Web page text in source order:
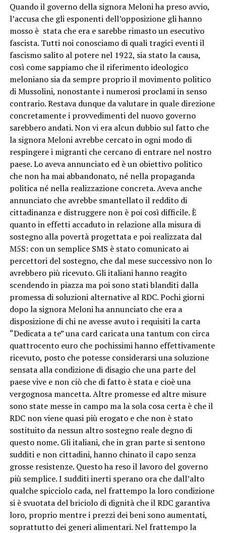
Quando il governo della signora Meloni ha preso avvio,
l’accusa che gli esponenti dell’opposizione gli hanno
mosso è stata che era e sarebbe rimasto un esecutivo
fascista. Tutti noi conosciamo di quali tragici eventi il
fascismo salito al potere nel 1922, sia stato la causa,
così come sappiamo che il riferimento ideologico
meloniano sia da sempre proprio il movimento politico
di Mussolini, nonostante i numerosi proclami in senso
contrario. Restava dunque da valutare in quale direzione
concretamente i provvedimenti del nuovo governo
sarebbero andati. Non vi era alcun dubbio sul fatto che
la signora Meloni avrebbe cercato in ogni modo di
respingere i migranti che cercano di entrare nel nostro
paese. Lo aveva annunciato ed è un obiettivo politico
che non ha mai abbandonato, né nella propaganda
politica né nella realizzazione concreta. Aveva anche
annunciato che avrebbe smantellato il reddito di
cittadinanza e distruggere non è poi così difficile. È
quanto in effetti accaduto in relazione alla misura di
sostegno alla povertà progettata e poi realizzata dal
M5S: con un semplice SMS è stato comunicato ai
percettori del sostegno, che dal mese successivo non lo
avrebbero più ricevuto. Gli italiani hanno reagito
scendendo in piazza ma poi sono stati blanditi dalla
promessa di soluzioni alternative al RDC. Pochi giorni
dopo la signora Meloni ha annunciato che era a
disposizione di chi ne avesse avuto i requisiti la carta
“Dedicata a te” una card caricata una tantum con circa
quattrocento euro che pochissimi hanno effettivamente
ricevuto, posto che potesse considerarsi una soluzione
sensata alla condizione di disagio che una parte del
paese vive e non ciò che di fatto è stata e cioè una
vergognosa mancetta. Altre promesse ed altre misure
sono state messe in campo ma la sola cosa certa è che il
RDC non viene quasi più erogato e che non è stato
sostituito da nessun altro sostegno reale degno di
questo nome. Gli italiani, che in gran parte si sentono
sudditi e non cittadini, hanno chinato il capo senza
grosse resistenze. Questo ha reso il lavoro del governo
più semplice. I sudditi inerti sperano ora che dall’alto
qualche spicciolo cada, nel frattempo la loro condizione
si è svuotata del briciolo di dignità che il RDC garantiva
loro, proprio mentre i prezzi dei beni sono aumentati,
soprattutto dei generi alimentari. Nel frattempo la